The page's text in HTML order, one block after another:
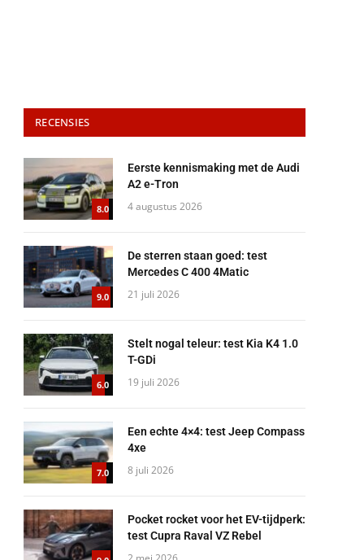
RECENSIES
8.0
Eerste kennismaking met de Audi
A2 e-Tron
4 augustus 2026
9.0
De sterren staan goed: test
Mercedes C 400 4Matic
21 juli 2026
6.0
Stelt nogal teleur: test Kia K4 1.0
T-GDi
19 juli 2026
7.0
Een echte 4×4: test Jeep Compass
4xe
8 juli 2026
Pocket rocket voor het EV-tijdperk:
test Cupra Raval VZ Rebel